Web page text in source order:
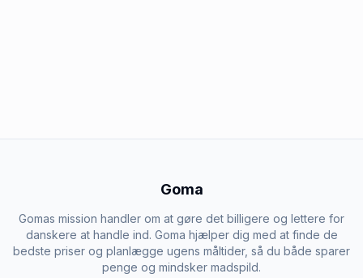
Goma
Gomas mission handler om at gøre det billigere og lettere for
danskere at handle ind. Goma hjælper dig med at finde de
bedste priser og planlægge ugens måltider, så du både sparer
penge og mindsker madspild.